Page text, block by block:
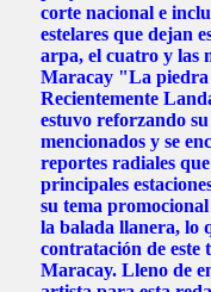
corte nacional e
estelares que dejan
arpa, el cuatro y las
Maracay "La piedra
Recientemente
estuvo reforzando
mencionados y se
reportes radiales
principales
su tema
la balada llanera, lo
contratación de este
Maracay. Lleno de